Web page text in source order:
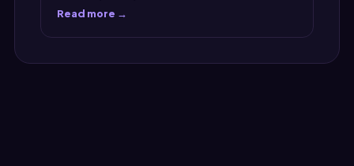
Read more →